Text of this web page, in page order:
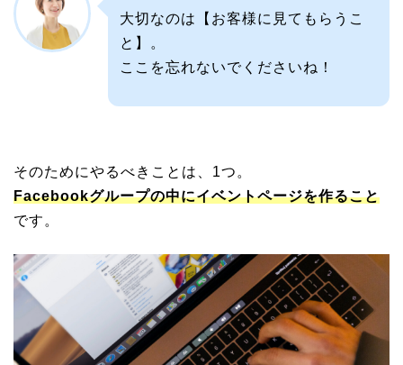
大切なのは【お客様に見てもらうこ
と】。
ここを忘れないでくださいね！
そのためにやるべきことは、1つ。
Facebookグループの中にイベントページを作ること
です。